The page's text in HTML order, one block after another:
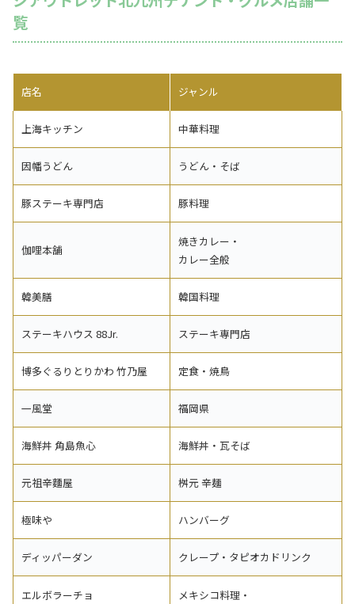
覧
店名 ジャンル
上海キッチン 中華料理
因幡うどん うどん・そば
豚ステーキ専門店 豚料理
伽哩本舗
焼きカレー・
カレー全般
韓美膳 韓国料理
ステーキハウス 88Jr. ステーキ専門店
博多ぐるりとりかわ 竹乃屋 定食・焼鳥
一風堂 福岡県
海鮮丼 角島魚心 海鮮丼・瓦そば
元祖辛麵屋 桝元 辛麺
極味や ハンバーグ
ディッパーダン クレープ・タピオカドリンク
エルボラーチョ
メキシコ料理・